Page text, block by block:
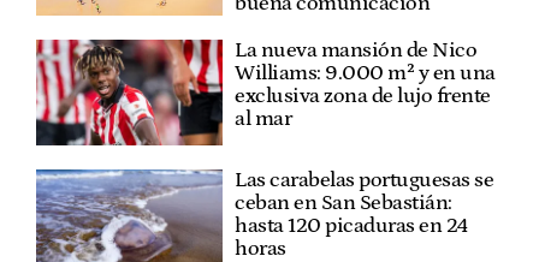
La nueva mansión de Nico
Williams: 9.000 m² y en una
exclusiva zona de lujo frente
al mar
Las carabelas portuguesas se
ceban en San Sebastián:
hasta 120 picaduras en 24
horas